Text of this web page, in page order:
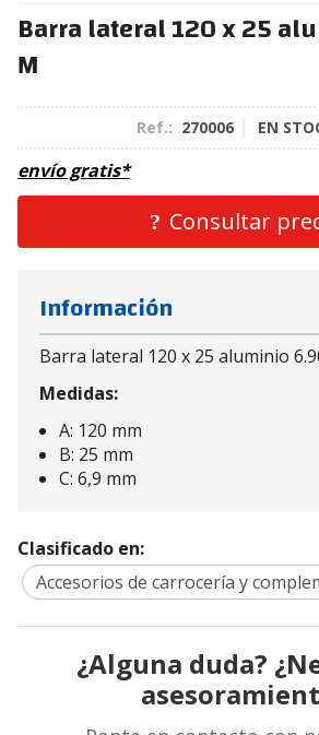
Barra lateral 120 x 25
M
Ref.: 270006 EN
envío gratis*
Consultar
Información
Barra lateral 120 x 25 aluminio
Medidas:
A: 120 mm
B: 25 mm
C: 6,9 mm
Clasificado en:
Accesorios de carrocería y
¿Alguna duda?